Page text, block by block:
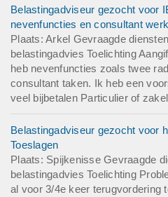
Belastingadviseur gezocht voor
nevenfuncties en consultant
Plaats: Arkel Gevraagde
belastingadvies Toelichting
heb nevenfuncties zoals twee
consultant taken. Ik heb een
veel bijbetalen Particulier of
Belastingadviseur gezocht voor
Toeslagen
Plaats: Spijkenisse Gevraagde
belastingadvies Toelichting
al voor 3/4e keer terugvordering